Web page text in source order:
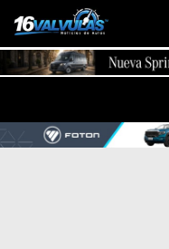
Saltar al contenido